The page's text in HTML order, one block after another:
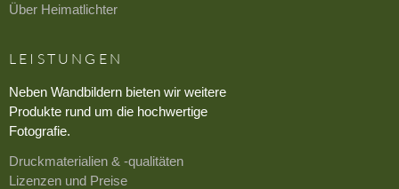
Über Heimatlichter
LEISTUNGEN
Neben Wandbildern bieten wir weitere
Produkte rund um die hochwertige
Fotografie.
Druckmaterialien & -qualitäten
Lizenzen und Preise